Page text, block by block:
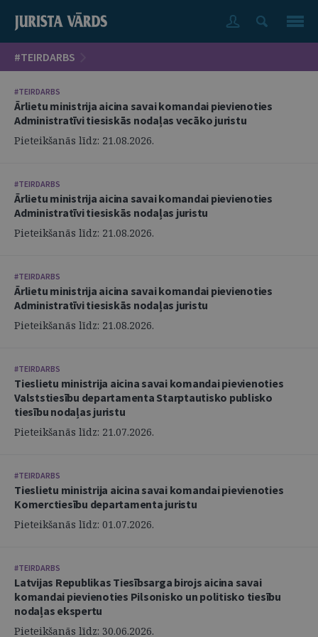
#TEIRDARBS
#TEIRDARBS
Ārlietu ministrija aicina savai komandai pievienoties
Administratīvi tiesiskās nodaļas vecāko juristu
Pieteikšanās līdz: 21.08.2026.
#TEIRDARBS
Ārlietu ministrija aicina savai komandai pievienoties
Administratīvi tiesiskās nodaļas juristu
Pieteikšanās līdz: 21.08.2026.
#TEIRDARBS
Ārlietu ministrija aicina savai komandai pievienoties
Administratīvi tiesiskās nodaļas juristu
Pieteikšanās līdz: 21.08.2026.
#TEIRDARBS
Tieslietu ministrija aicina savai komandai pievienoties
Valststiesību departamenta Starptautisko publisko
tiesību nodaļas juristu
Pieteikšanās līdz: 21.07.2026.
#TEIRDARBS
Tieslietu ministrija aicina savai komandai pievienoties
Komerctiesību departamenta juristu
Pieteikšanās līdz: 01.07.2026.
#TEIRDARBS
Latvijas Republikas Tiesībsarga birojs aicina savai
komandai pievienoties Pilsonisko un politisko tiesību
nodaļas ekspertu
Pieteikšanās līdz: 30.06.2026.